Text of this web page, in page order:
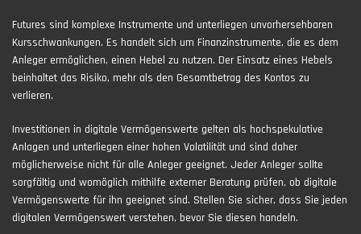
Futures sind komplexe Instrumente und unterliegen unvorhersehbaren
Kursschwankungen. Es handelt sich um Finanzinstrumente, die es dem
Anleger ermöglichen, einen Hebel zu nutzen. Der Einsatz eines Hebels
beinhaltet das Risiko, mehr als den Gesamtbetrag des Kontos zu
verlieren.
Investitionen in digitale Vermögenswerte gelten als hochspekulative
Anlagen und unterliegen einer hohen Volatilität und sind daher
möglicherweise nicht für alle Anleger geeignet. Jeder Anleger sollte
sorgfältig und womöglich mithilfe externer Beratung prüfen, ob digitale
Vermögenswerte für ihn geeignet sind. Stellen Sie sicher, dass Sie jeden
digitalen Vermögenswert verstehen, bevor Sie diesen handeln.